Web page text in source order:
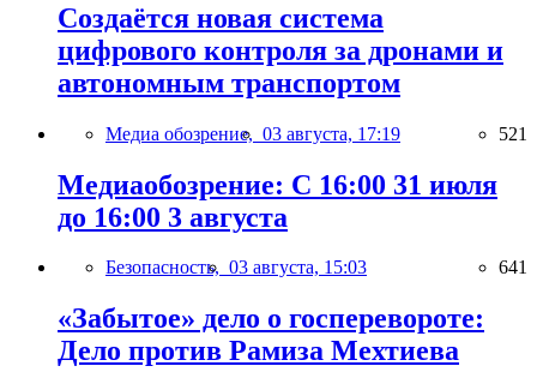
Создаётся новая система
цифрового контроля за дронами и
автономным транспортом
Медиа обозрение, 03 августа, 17:19 521
Медиаобозрение: С 16:00 31 июля
до 16:00 3 августа
Безопасность, 03 августа, 15:03 641
«Забытое» дело о госперевороте:
Дело против Рамиза Мехтиева